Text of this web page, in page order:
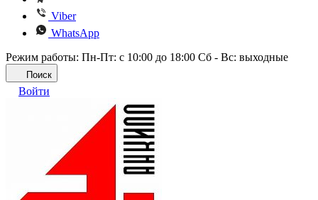
Viber
WhatsApp
Режим работы: Пн-Пт: с 10:00 до 18:00 Сб - Вс: выходные
Поиск
Войти